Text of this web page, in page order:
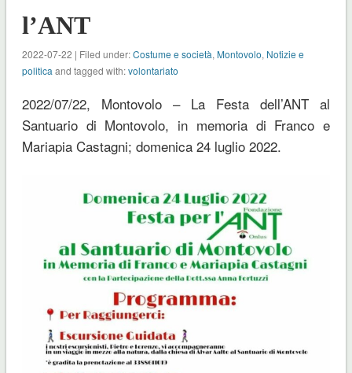
l’ANT
2022-07-22 | Filed under:Costume e società, Montovolo, Notizie e
politica and tagged with:volontariato
2022/07/22, Montovolo – La Festa dell’ANT al
Santuario di Montovolo, in memoria di Franco e
Mariapia Castagni; domenica 24 luglio 2022.